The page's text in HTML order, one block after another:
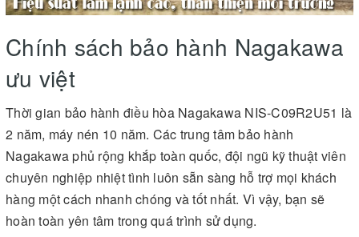
Chính sách bảo hành Nagakawa
ưu việt
Thời gian bảo hành điều hòa Nagakawa NIS-C09R2U51 là
2 năm, máy nén 10 năm. Các trung tâm bảo hành
Nagakawa phủ rộng khắp toàn quốc, đội ngũ kỹ thuật viên
chuyên nghiệp nhiệt tình luôn sẵn sàng hỗ trợ mọi khách
hàng một cách nhanh chóng và tốt nhất. Vì vậy, bạn sẽ
hoàn toàn yên tâm trong quá trình sử dụng.